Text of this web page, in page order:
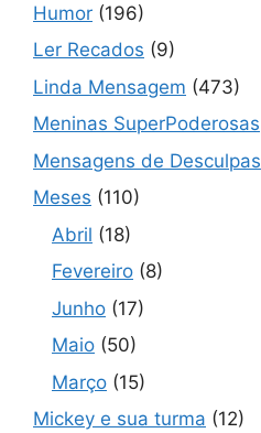
Humor (196)
Ler Recados (9)
Linda Mensagem (473)
Meninas SuperPoderosas
Mensagens de Desculpas
Meses (110)
Abril (18)
Fevereiro (8)
Junho (17)
Maio (50)
Março (15)
Mickey e sua turma (12)